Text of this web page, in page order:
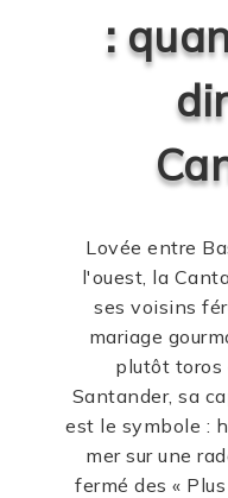
:
Lovée entre
l'ouest, la
ses voisins
mariage
plutôt toros
Santander, sa
est le symbole :
mer sur une
fermé des «